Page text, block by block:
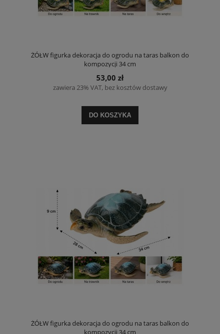
ŻÓŁW figurka dekoracja do ogrodu na taras balkon do
kompozycji 34 cm
53,00 zł
zawiera 23% VAT, bez kosztów dostawy
DO KOSZYKA
ŻÓŁW figurka dekoracja do ogrodu na taras balkon do
kompozycji 34 cm